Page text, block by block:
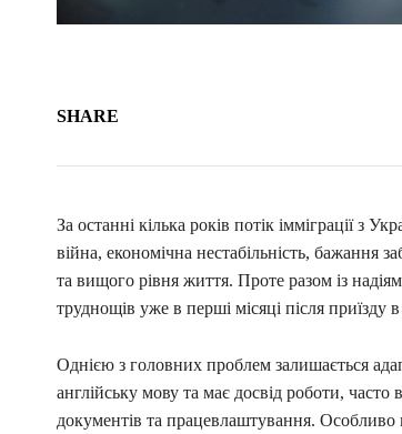
SHARE
За останні кілька років потік імміграції з
війна, економічна нестабільність, бажання
та вищого рівня життя. Проте разом із
труднощів уже в перші місяці після приїзду
Однією з головних проблем залишається
англійську мову та має досвід роботи,
документів та працевлаштування. Особливо